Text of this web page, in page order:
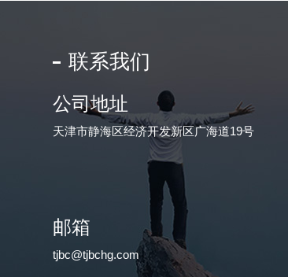
联系我们
公司地址
天津市静海区经济开发新区广海道19号
邮箱
tjbc@tjbchg.com